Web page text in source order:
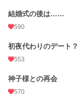
結婚式の後は……
590
初夜代わりのデート？
553
神子様との再会
570